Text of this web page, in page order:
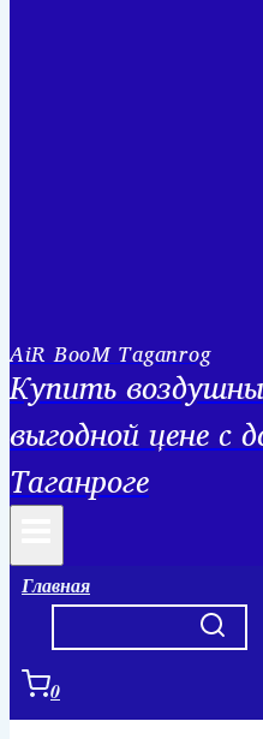
AiR BooM Taganrog
Купить
выгодной цене с
Таганроге
Главная
0